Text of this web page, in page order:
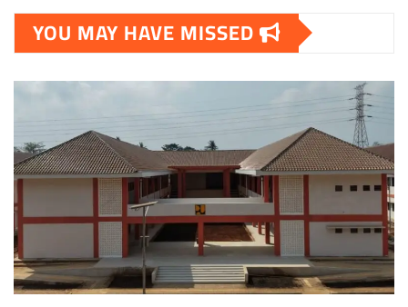
YOU MAY HAVE MISSED